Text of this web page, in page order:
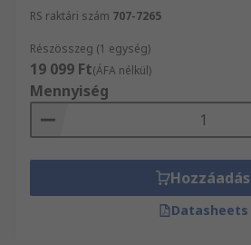
RS raktári szám 707-7265
Részösszeg (1 egység)
19 099 Ft(ÁFA nélkül)
Mennyiség
Hozzáadás
Datasheets